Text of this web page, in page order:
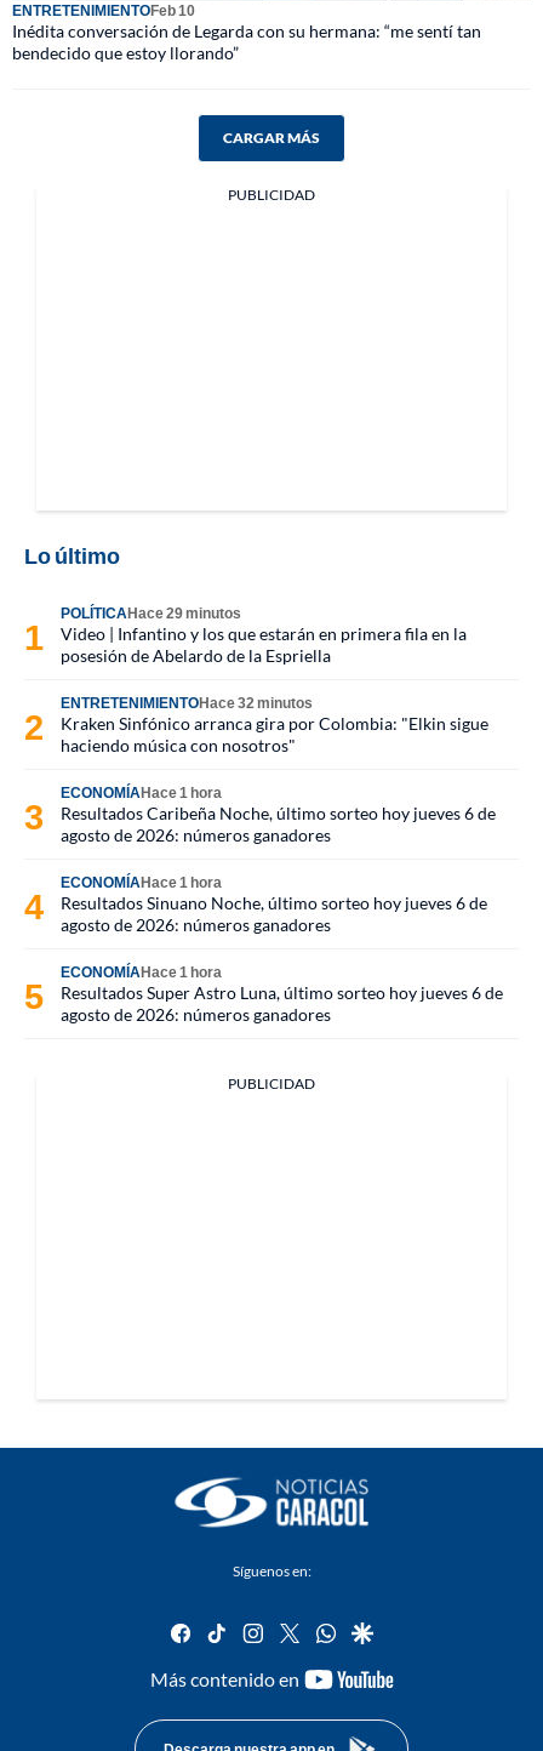
ENTRETENIMIENTOFeb 10
Inédita conversación de Legarda con su hermana: “me sentí tan
bendecido que estoy llorando”
CARGAR MÁS
PUBLICIDAD
Lo último
POLÍTICAHace 29 minutos
Video | Infantino y los que estarán en primera fila en la
posesión de Abelardo de la Espriella
ENTRETENIMIENTOHace 32 minutos
Kraken Sinfónico arranca gira por Colombia: "Elkin sigue
haciendo música con nosotros"
ECONOMÍAHace 1 hora
Resultados Caribeña Noche, último sorteo hoy jueves 6 de
agosto de 2026: números ganadores
ECONOMÍAHace 1 hora
Resultados Sinuano Noche, último sorteo hoy jueves 6 de
agosto de 2026: números ganadores
ECONOMÍAHace 1 hora
Resultados Super Astro Luna, último sorteo hoy jueves 6 de
agosto de 2026: números ganadores
PUBLICIDAD
Síguenos en:
facebook
tiktok instagram
twitterwhatsapp
google
Más contenido en
youtube-